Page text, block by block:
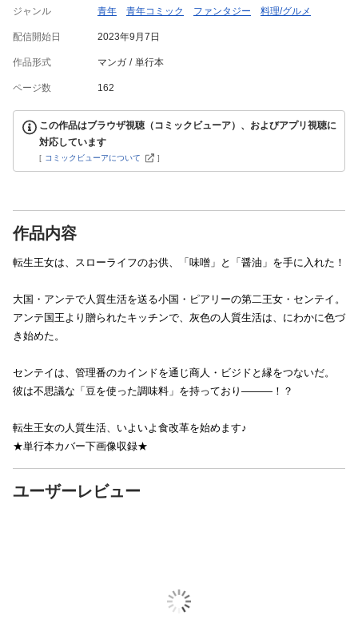
ジャンル 青年 青年コミック ファンタジー 料理/グルメ
配信開始日 2023年9月7日
作品形式 マンガ 単行本
ページ数 162
この作品はブラウザ視聴（コミックビューア）、およびアプリ視聴に
対応しています
[ コミックビューアについて ]
作品内容
転生王女は、スローライフのお供、「味噌」と「醤油」を手に入れた！
大国・アンテで人質生活を送る小国・ピアリーの第二王女・センテイ。
アンテ国王より贈られたキッチンで、灰色の人質生活は、にわかに色づ
き始めた。
センテイは、管理番のカインドを通じ商人・ビジドと縁をつないだ。
彼は不思議な「豆を使った調味料」を持っており―――！？
転生王女の人質生活、いよいよ食改革を始めます♪
★単行本カバー下画像収録★
ユーザーレビュー